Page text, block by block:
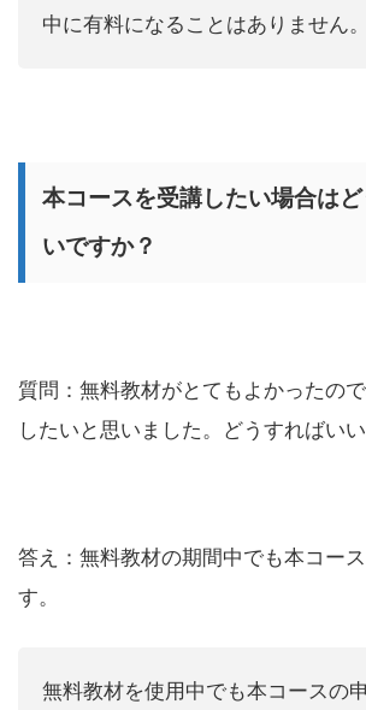
中に有料になることはありません。
本コースを受講したい場合は
いですか？
質問：無料教材がとてもよかったの
したいと思いました。どうすればい
答え：無料教材の期間中でも本コー
す。
無料教材を使用中でも本コースの